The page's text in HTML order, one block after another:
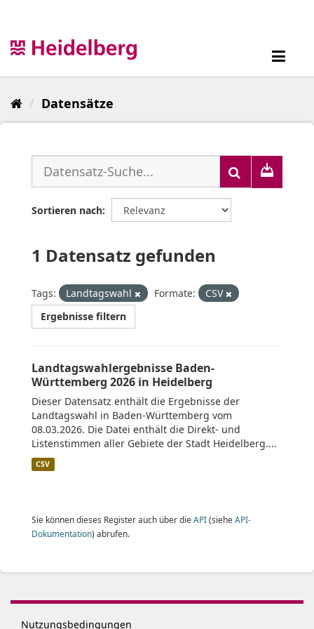
Datensätze
Sortieren nach
1 Datensatz gefunden
Tags: Landtagswahl Formate:
CSV
Ergebnisse filtern
Landtagswahlergebnisse Baden-
Württemberg 2026 in Heidelberg
Dieser Datensatz enthält die Ergebnisse der
Landtagswahl in Baden-Württemberg vom
08.03.2026. Die Datei enthält die Direkt- und
Listenstimmen aller Gebiete der Stadt Heidelberg....
CSV
Sie können dieses Register auch über die API(siehe API-
Dokumentation) abrufen.
Nutzungsbedingungen